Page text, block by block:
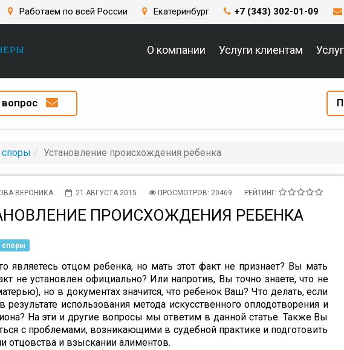
Работаем по всей России Екатеринбург +7 (343) 302-01-09
О компании Услуги клиентам
Установление происхождения ребенка
ВЕРОНИКА 21 АВГУСТА 2015 ПРОСМОТРОВ: 20469 РЕЙТИНГ:
ПРОИСХОЖДЕНИЯ РЕБЕНКА
являетесь отцом ребенка, но мать этот факт не признает? Вы мать
не установлен официально? Или напротив, Вы точно знаете, что не
но в документах значится, что ребенок Ваш? Что делать, если
результате использования метода искусственного оплодотворения и
На эти и другие вопросы мы ответим в данной статье. Также Вы
с проблемами, возникающими в судебной практике и подготовить
отцовства и взыскании алиментов.